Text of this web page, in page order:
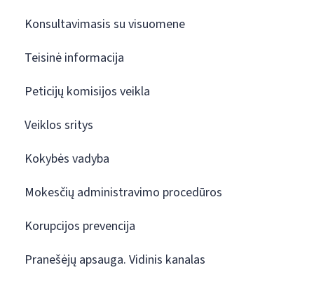
Konsultavimasis su visuomene
Teisinė informacija
Peticijų komisijos veikla
Veiklos sritys
Kokybės vadyba
Mokesčių administravimo procedūros
Korupcijos prevencija
Pranešėjų apsauga. Vidinis kanalas